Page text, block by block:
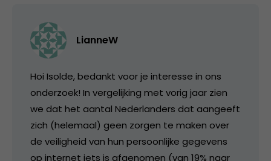
LianneW
Hoi Isolde, bedankt voor je interesse in ons
onderzoek! In vergelijking met vorig jaar zien
we dat het aantal Nederlanders dat aangeeft
zich (helemaal) geen zorgen te maken over
de veiligheid van hun persoonlijke gegevens
op internet iets is afgenomen (van 19% naar